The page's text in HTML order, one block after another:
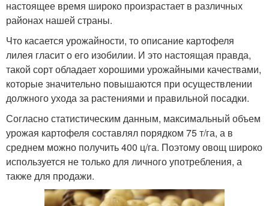
настоящее время широко произрастает в различных
районах нашей страны.
Что касается урожайности, то описание картофеля
лилея гласит о его изобилии. И это настоящая правда,
такой сорт обладает хорошими урожайными качествами,
которые значительно повышаются при осуществлении
должного ухода за растениями и правильной посадки.
Согласно статистическим данным, максимальный объем
урожая картофеля составлял порядком 75 т/га, а в
среднем можно получить 400 ц/га. Поэтому овощ широко
используется не только для личного употребления, а
также для продажи.